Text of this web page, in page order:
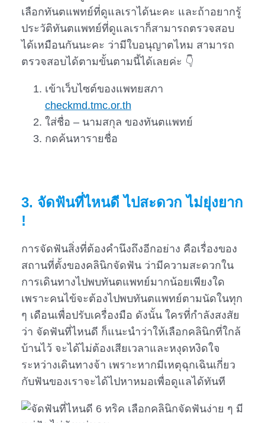
เลือกทันตแพทย์ที่ดูแลเราได้นะคะ และถ้าอยากรู้
ประวัติทันตแพทย์ที่ดูแลเราก็สามารถตรวจสอบ
ได้เหมือนกันนะคะ ว่ามีใบอนุญาตไหม สามารถ
ตรวจสอบได้ตามขั้นตามนี้ได้เลยค่ะ 👇
เข้าเว็บไซต์ของแพทยสภา
checkmd.tmc.or.th
ใส่ชื่อ – นามสกุล ของทันตแพทย์
กดค้นหารายชื่อ
3. จัดฟันที่ไหนดี ไปสะดวก ไม่ยุ่งยาก
!
การจัดฟันสิ่งที่ต้องคำนึงถึงอีกอย่าง คือเรื่องของ
สถานที่ตั้งของคลินิกจัดฟัน ว่ามีความสะดวกใน
การเดินทางไปพบทันตแพทย์มากน้อยเพียงใด
เพราะคนไข้จะต้องไปพบทันตแพทย์ตามนัดในทุก
ๆ เดือนเพื่อปรับเครื่องมือ ดังนั้น ใครที่กำลังสงสัย
ว่า จัดฟันที่ไหนดี ก็แนะนำว่าให้เลือกคลินิกที่ใกล้
บ้านไว้ จะได้ไม่ต้องเสียเวลาและหงุดหงิดใจ
ระหว่างเดินทางจ้า เพราะหากมีเหตุฉุกเฉินเกี่ยว
กับฟันของเราจะได้ไปหาหมอเพื่อดูแลได้ทันที